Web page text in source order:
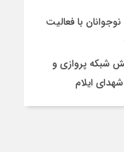
با فعالیت
شبکه پروازی و
ایلام